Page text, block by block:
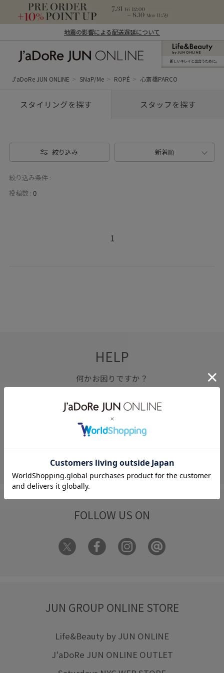
地震の影響による配送遅延について
ン オンライン）
新しいキレイと出合うために。
J'aDoRe JUN ONLINE SNaP/Me ROPÉ 心斎橋PARCO
スタイリングを探す スタッフを探す
絞り込み 新着順
絞り込み条件 :
投稿数 : 0
1
HELP
何かお困りですか？
FOLLOW US ON
JUN GROUP ONLINE STORE
Life&Beauty by JUN ONLINE
J'aDoRe JUN ONLINE OUTLET